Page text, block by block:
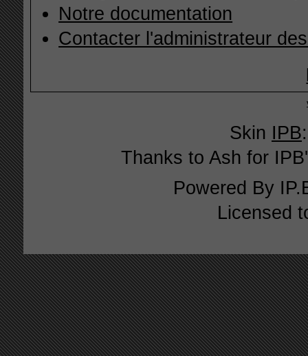
Notre documentation
Contacter l'administrateur
Skin IPB
Thanks to Ash for
Powered By
Licensed